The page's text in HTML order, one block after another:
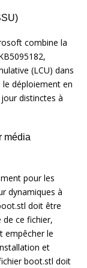
combine la
(LCU) dans
déploiement en
distinctes à
média
pour les
dynamiques à
doit être
de ce fichier,
empêcher le
et
boot.stl doit